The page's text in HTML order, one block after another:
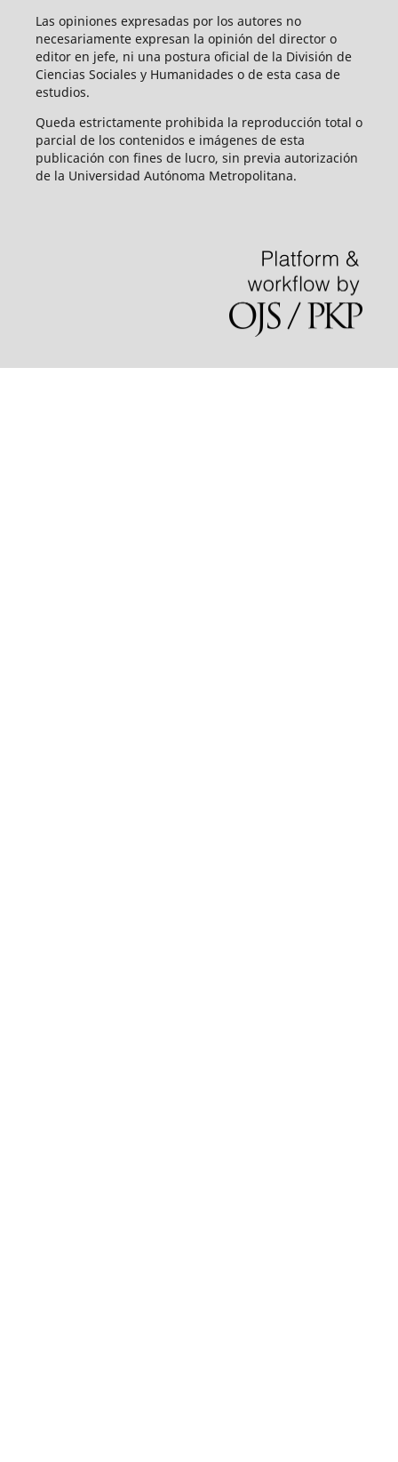
Las opiniones expresadas por los autores no
necesariamente expresan la opinión del director o
editor en jefe, ni una postura oficial de la División de
Ciencias Sociales y Humanidades o de esta casa de
estudios.
Queda estrictamente prohibida la reproducción total o
parcial de los contenidos e imágenes de esta
publicación con fines de lucro, sin previa autorización
de la Universidad Autónoma Metropolitana.